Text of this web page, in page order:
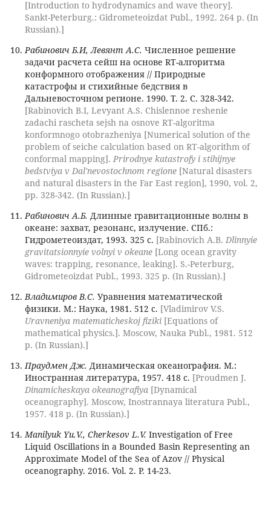
[Introduction to hydrodynamics and wave theory].
Sankt-Peterburg.: Gidrometeoizdat Publ., 1992. 264 p. (In
Russian).]
Рабинович Б.И, Левянт А.С. Численное решение
задачи расчета сейш на основе RT-алгоритма
конформного отображения // Природные
катастрофы и стихийные бедствия в
Дальневосточном регионе. 1990. Т. 2. С. 328-342.
[Rabinovich B.I, Levyant A.S. Chislennoe reshenie
zadachi rascheta sejsh na osnove RT-algoritma
konformnogo otobrazheniya [Numerical solution of the
problem of seiche calculation based on RT-algorithm of
conformal mapping]. Prirodnye katastrofy i stihijnye
bedstviya v Dal'nevostochnom regione [Natural disasters
and natural disasters in the Far East region], 1990, vol. 2,
pp. 328-342. (In Russian).]
Рабинович А.Б. Длинные гравитационные волны в
океане: захват, резонанс, излучение. СПб.:
Гидрометеоиздат, 1993. 325 с. [Rabinovich A.B. Dlinnyie
gravitatsionnyie volnyi v okeane [Long ocean gravity
waves: trapping, resonance, leaking]. S.-Peterburg,
Gidrometeoizdat Publ., 1993. 325 p. (In Russian).]
Владимиров В.С. Уравнения математической
физики. М.: Наука, 1981. 512 с. [Vladimirov V.S.
Uravneniya matematicheskoj fiziki [Equations of
mathematical physics.]. Moscow, Nauka Publ., 1981. 512
p. (In Russian).]
Праудмен Дж. Динамическая океанография. М.:
Иностранная литература, 1957. 418 с. [Proudmen J.
Dinamicheskaya okeanografiya[Dynamical
oceanography]. Moscow, Inostrannaya literatura Publ.,
1957. 418 p. (In Russian).]
Manilyuk Yu.V., Cherkesov L.V.Investigation of Free
Liquid Oscillations in a Bounded Basin Representing an
Approximate Model of the Sea of Azov // Physical
oceanography. 2016. Vol. 2. P. 14-23.